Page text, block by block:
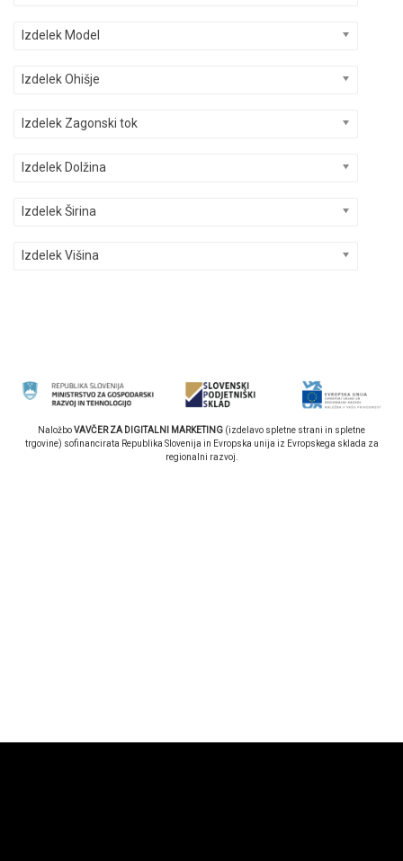
Izdelek Model
Izdelek Ohišje
Izdelek Zagonski tok
Izdelek Dolžina
Izdelek Širina
Izdelek Višina
NaložboVAVČER ZA DIGITALNI MARKETING (izdelavo spletne strani in spletne
trgovine) sofinancirata Republika Slovenija in Evropska unija iz Evropskega sklada za
regionalni razvoj.